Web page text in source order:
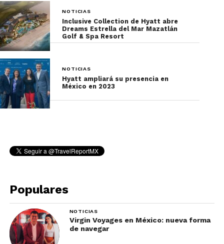
NOTICIAS
Inclusive Collection de Hyatt abre
Dreams Estrella del Mar Mazatlán
Golf & Spa Resort
NOTICIAS
Hyatt ampliará su presencia en
México en 2023
Populares
NOTICIAS
Virgin Voyages en México: nueva forma
de navegar